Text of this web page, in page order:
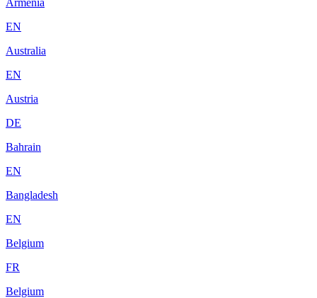
EN
Australia
EN
Austria
DE
Bahrain
EN
Bangladesh
EN
Belgium
FR
Belgium